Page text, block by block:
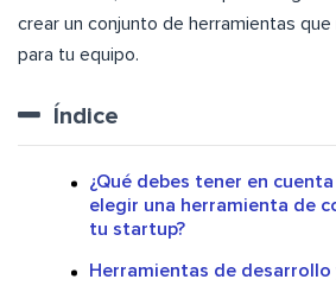
crear un conjunto de herramientas
para tu equipo.
Índice
¿Qué debes tener en
elegir una herramienta de
tu startup?
Herramientas de desarrollo